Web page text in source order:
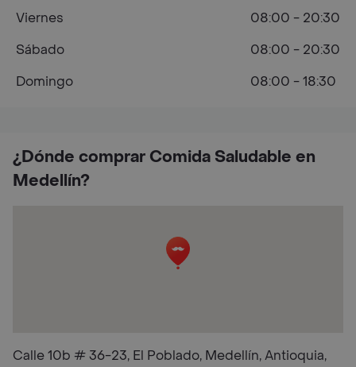
¿Dónde comprar Comida Saludable en
Medellín?
Calle 10b # 36-23, El Poblado, Medellín, Antioquia,
Viernes
08:00 - 20:30
Sábado
08:00 - 20:30
Domingo
08:00 - 18:30